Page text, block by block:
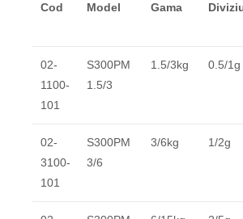
Cod Model Gama
02-
1100-
101
S300PM
1.5/3
1.5/3kg 0.5/1g
02-
3100-
101
S300PM
3/6
3/6kg 1/2g